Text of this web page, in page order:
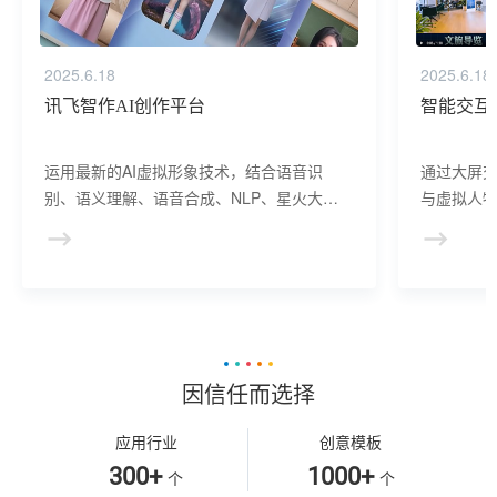
2025.6.18
讯飞智作AI创作平台
运用最新的AI虚拟形象技术，结合语音识
别、语义理解、语音合成、NLP、星火大模
建、AI驱动、多模态交互的多场景虚拟人产
2025.6.18
智能交互
通过大屏
与虚拟人
景，可广
因信任而选择
应用行业
300+ 个
创意模板
1000+ 个